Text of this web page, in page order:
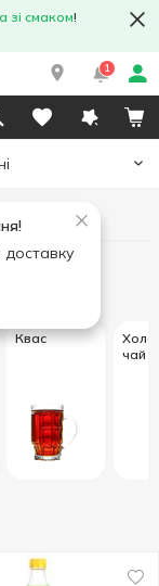
зі смаком!
1
Квас
чай